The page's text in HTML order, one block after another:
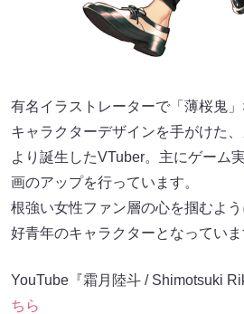
有名イラストレーターで「薄桜鬼
キャラクターデザインを手がけた
より誕生したVTuber。主にゲーム
画のアップを行っています。
根強い女性ファン層の心を掴むよ
好青年のキャラクターとなっていま
YouTube『霜月陸斗 / Shimotsuki
ちら